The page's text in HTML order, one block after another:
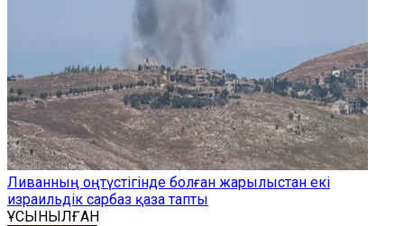
Ливанның оңтүстігінде болған жарылыстан екі
израильдік сарбаз қаза тапты
ҰСЫНЫЛҒАН